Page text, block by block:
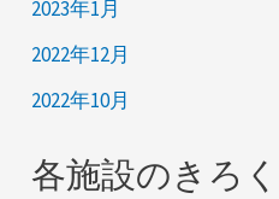
2023年1月
2022年12月
2022年10月
各施設のきろく